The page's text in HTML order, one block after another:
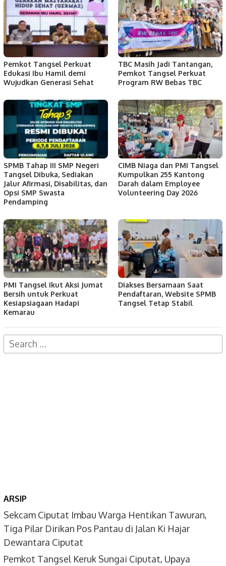
Pemkot Tangsel Perkuat
Edukasi Ibu Hamil demi
Wujudkan Generasi Sehat
TBC Masih Jadi Tantangan,
Pemkot Tangsel Perkuat
Program RW Bebas TBC
SPMB Tahap III SMP Negeri
Tangsel Dibuka, Sediakan
Jalur Afirmasi, Disabilitas, dan
Opsi SMP Swasta
Pendamping
CIMB Niaga dan PMI Tangsel
Kumpulkan 255 Kantong
Darah dalam Employee
Volunteering Day 2026
PMI Tangsel Ikut Aksi Jumat
Bersih untuk Perkuat
Kesiapsiagaan Hadapi
Kemarau
Diakses Bersamaan Saat
Pendaftaran, Website SPMB
Tangsel Tetap Stabil
Search
for:
ARSIP
Sekcam Ciputat Imbau Warga Hentikan Tawuran,
Tiga Pilar Dirikan Pos Pantau di Jalan Ki Hajar
Dewantara Ciputat
Pemkot Tangsel Keruk Sungai Ciputat, Upaya